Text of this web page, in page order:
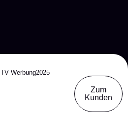
TV Werbung2025
Zum
Kunden